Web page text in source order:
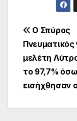
Ο Σπύρος
Πνευματικός
μελέτη
το 97,7%
εισήχθησαν